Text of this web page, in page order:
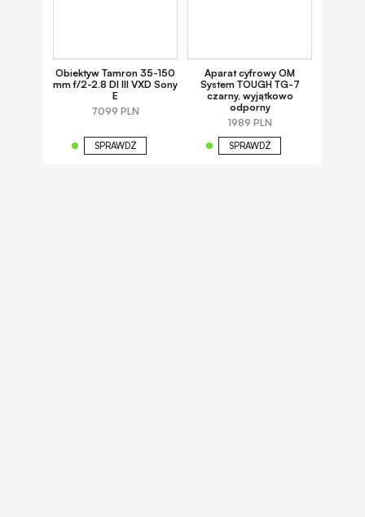
Obiektyw Tamron 35-150
mm f/2-2.8 DI III VXD Sony
E
7099 PLN
SPRAWDŹ
Aparat cyfrowy OM
System TOUGH TG-7
czarny, wyjątkowo
odporny
1989 PLN
SPRAWDŹ